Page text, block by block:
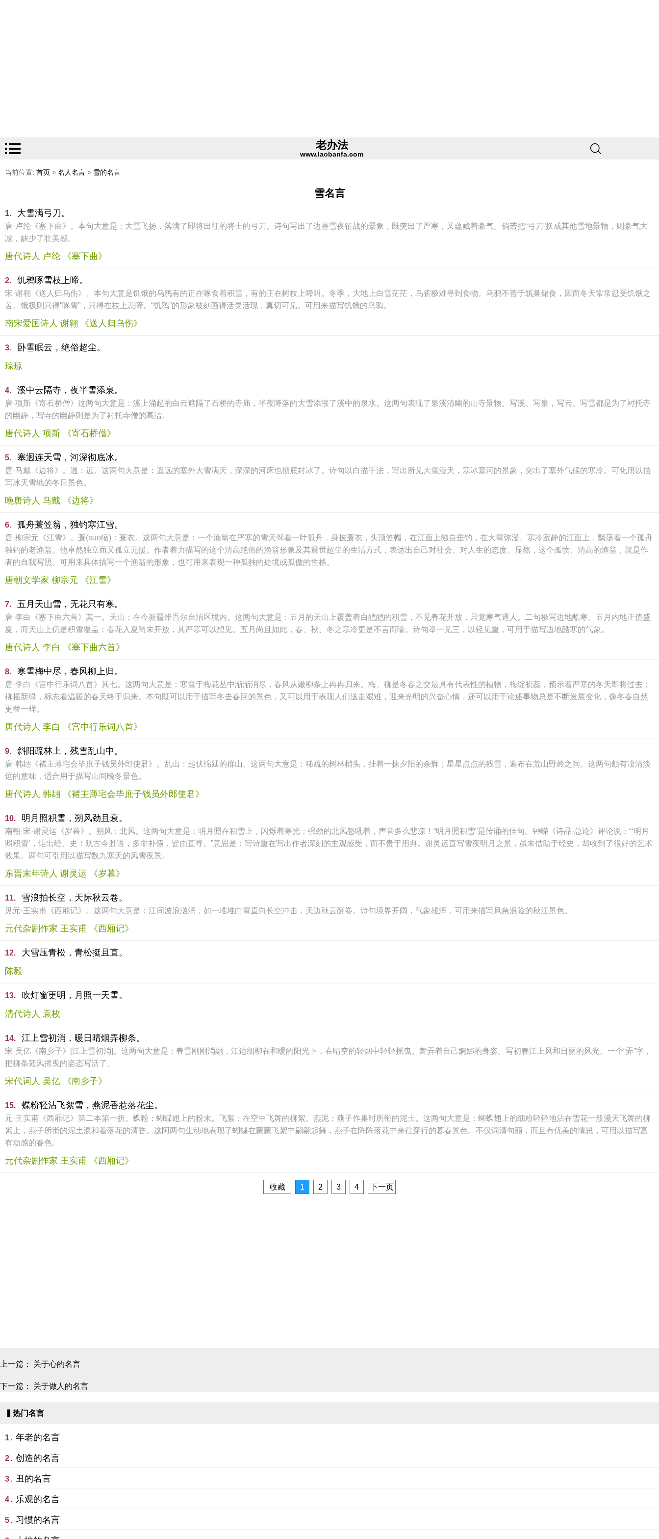
老办法
www.laobanfa.com
当前位置: 首页 > 名人名言 > 雪的名言
雪名言
1. 大雪满弓刀。
唐·卢纶《塞下曲》。本句大意是：大雪飞扬，落满了即将出征的将士的弓刀。诗句写出了边塞雪夜征战的景象，既突出了严寒，又蕴藏着豪气。倘若把“弓刀”换成其他雪地景物，则豪气大
减，缺少了壮美感。
唐代诗人 卢纶 《塞下曲》
2. 饥鸦啄雪枝上啼。
宋·谢翱《送人归乌伤》。本句大意是饥饿的乌鸦有的正在啄食着积雪，有的正在树枝上啼叫。冬季，大地上白雪茫茫，鸟雀极难寻到食物。乌鸦不善于筑巢储食，因而冬天常常忍受饥饿之
苦。饿极则只得“啄雪”，只得在枝上悲啼。“饥鸦”的形象被刻画得活灵活现，真切可见。可用来描写饥饿的乌鸦。
南宋爱国诗人 谢翱 《送人归乌伤》
3.
卧雪眠云，绝俗超尘。
琮琼
4. 溪中云隔寺，夜半雪添泉。
唐·项斯《寄石桥僧》这两句大意是：溪上涌起的白云遮隔了石桥的寺庙，半夜降落的大雪添涨了溪中的泉水。这两句表现了泉溪清幽的山寺景物。写溪、写泉，写云、写雪都是为了衬托寺
的幽静，写寺的幽静则是为了衬托寺僧的高洁。
唐代诗人 项斯 《寄石桥僧》
5. 塞迥连天雪，河深彻底冰。
唐·马戴《边将》。迥：远。这两句大意是：遥远的塞外大雪满天，深深的河床也彻底封冰了。诗句以白描手法，写出所见大雪漫天，寒冰塞河的景象，突出了塞外气候的寒冷。可化用以描
写冰天雪地的冬日景色。
晚唐诗人 马戴 《边将》
6. 孤舟蓑笠翁，独钓寒江雪。
唐·柳宗元《江雪》。蓑(suo缩)：蓑衣。这两句大意是：一个渔翁在严寒的雪天驾着一叶孤舟．身披蓑衣，头顶笠帽，在江面上独自垂钓，在大雪弥漫、寒冷寂静的江面上，飘荡着一个孤舟
独钓的老渔翁。他卓然独立而又孤立无援。作者着力描写的这个清高绝俗的渔翁形象及其避世超尘的生活方式，表达出自己对社会、对人生的态度。显然，这个孤愤、清高的渔翁，就是作
者的自我写照。可用来具体描写一个渔翁的形象，也可用来表现一种孤独的处境或孤傲的性格。
唐朝文学家 柳宗元 《江雪》
7. 五月天山雪，无花只有寒。
唐·李白《塞下曲六首》其一。天山：在今新疆维吾尔自治区境内。这两句大意是：五月的天山上覆盖着白皑皑的积雪，不见春花开放，只觉寒气逼人。二句极写边地酷寒。五月内地正值盛
夏，而天山上仍是积雪覆盖；春花入夏尚未开放，其严寒可以想见。五月尚且如此，春、秋、冬之寒冷更是不言而喻。诗句举一见三，以轻见重，可用于描写边地酷寒的气象。
唐代诗人 李白 《塞下曲六首》
8. 寒雪梅中尽，春风柳上归。
唐·李白《宫中行乐词八首》其七。这两句大意是：寒雪于梅花丛中渐渐消尽，春风从嫩柳条上冉冉归来。梅、柳是冬春之交最具有代表性的植物，梅绽初蕊，预示着严寒的冬天即将过去；
柳摇新绿，标志着温暖的春天终于归来。本句既可以用于描写冬去春回的景色，又可以用于表现人们送走艰难，迎来光明的兴奋心情，还可以用于论述事物总是不断发展变化，像冬春自然
更替一样。
唐代诗人 李白 《宫中行乐词八首》
9. 斜阳疏林上，残雪乱山中。
唐·韩翃《褚主薄宅会毕庶子钱员外郎使君》。乱山：起伏绵延的群山。这两句大意是：稀疏的树林梢头，挂着一抹夕阳的余辉；星星点点的残雪，遍布在荒山野岭之间。这两句颇有凄清淡
远的意味，适合用于描写山间晚冬景色。
唐代诗人 韩翃 《褚主薄宅会毕庶子钱员外郎使君》
10. 明月照积雪，朔风劲且衰。
南朝·宋·谢灵运《岁暮》。朔风：北风。这两句大意是：明月照在积雪上，闪烁着寒光；强劲的北风怒吼着，声音多么悲凉！“明月照积雪”是传诵的佳句。钟嵘《诗品·总论》评论说：“‘明月
照积雪’，讵出经、史！观古今胜语，多非补假，皆由直寻。”意思是：写诗重在写出作者深刻的主观感受，而不贵于用典。谢灵运直写雪夜明月之景，虽未借助于经史，却收到了很好的艺术
效果。两句可引用以描写数九寒天的风雪夜景。
东晋末年诗人 谢灵运 《岁暮》
11. 雪浪拍长空，天际秋云卷。
见元·王实甫《西厢记》。这两句大意是：江间波浪汹涌，如一堆堆白雪直向长空冲击，天边秋云翻卷。诗句境界开阔，气象雄浑，可用来描写风急浪险的秋江景色。
元代杂剧作家 王实甫 《西厢记》
12.
大雪压青松，青松挺且直。
陈毅
13.
吹灯窗更明，月照一天雪。
清代诗人 袁枚
14. 江上雪初消，暖日晴烟弄柳条。
宋·吴亿《南乡子》[江上雪初消]。这两句大意是：春雪刚刚消融，江边细柳在和暖的阳光下，在晴空的轻烟中轻轻摇曳。舞弄着自己婀娜的身姿。写初春江上风和日丽的风光。一个“弄”字，
把柳条随风摇曳的姿态写活了。
宋代词人 吴亿 《南乡子》
15. 蝶粉轻沾飞絮雪，燕泥香惹落花尘。
元·王实甫《西厢记》第二本第一折。蝶粉：蝴蝶翅上的粉末。飞絮：在空中飞舞的柳絮。燕泥：燕子作巢时所衔的泥土。这两句大意是：蝴蝶翅上的细粉轻轻地沾在雪花一般漫天飞舞的柳
絮上，燕子所衔的泥土混和着落花的清香。这阿两句生动地表现了蝴蝶在蒙蒙飞絮中翩翩起舞，燕子在阵阵落花中来往穿行的暮春景色。不仅词清句丽，而且有优美的情思，可用以描写富
有动感的春色。
元代杂剧作家 王实甫 《西厢记》
收藏 1 2 3 4 下一页
上一篇： 关于心的名言
下一篇： 关于做人的名言
▍热门名言
1. 年老的名言
2. 创造的名言
3. 丑的名言
4. 乐观的名言
5. 习惯的名言